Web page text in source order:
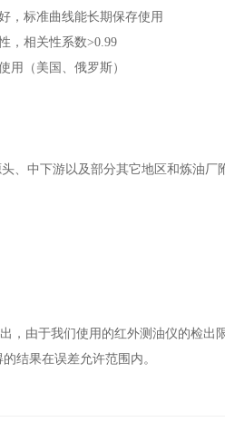
，标准曲线能长期保存使用
，相关性系数>0.99
用（美国、俄罗斯）
、中下游以及部分其它地区和炼油
由于我们使用的红外测油仪的检出
结果在误差允许范围内。